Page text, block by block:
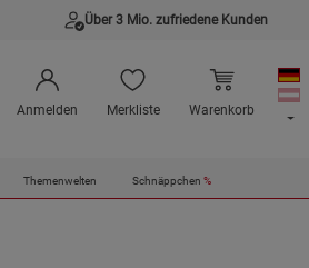
Über 3 Mio. zufriedene Kunden
Anmelden Merkliste Warenkorb
Themenwelten Schnäppchen %